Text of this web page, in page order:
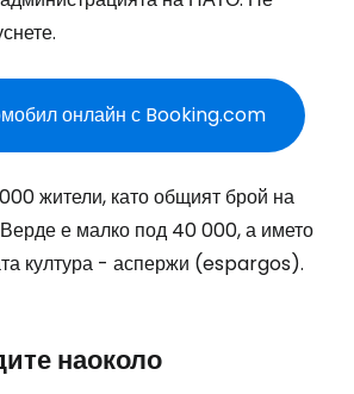
онлайн с Booking.com
жители, като общият брой на
е малко под 40 000, а името
култура - аспержи (espargos).
наоколо